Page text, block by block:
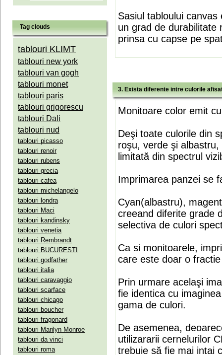
Tag clouds
tablouri KLIMT
tablouri new york
tablouri van gogh
tablouri monet
tablouri paris
tablouri grigorescu
tablouri Dali
tablouri nud
tablouri picasso
tablouri renoir
tablouri rubens
tablouri grecia
tablouri cafea
tablouri michelangelo
tablouri londra
tablouri Maci
tablouri kandinsky
tablouri venetia
tablouri Rembrandt
tablouri BUCURESTI
tablouri godfather
tablouri italia
tablouri caravaggio
tablouri scarface
tablouri chicago
tablouri boucher
tablouri fragonard
tablouri Marilyn Monroe
tablouri da vinci
tablouri roma
Sasiul tabloului
un grad de durabilitate
prinsa cu capse pe
3. Exista diferente intre culorile
Monitoare color emit
Deşi toate culorile din
roşu, verde şi
limitată din spectrul
Imprimarea panzei se
Cyan(albastru),
creeand diferite grade
selectiva de culori
Ca si monitoarele,
care este doar o
Prin urmare acelaşi
fie identica cu
gama de culori.
De asemenea,
utilizararii cernelurilor
trebuie să fie mai intai